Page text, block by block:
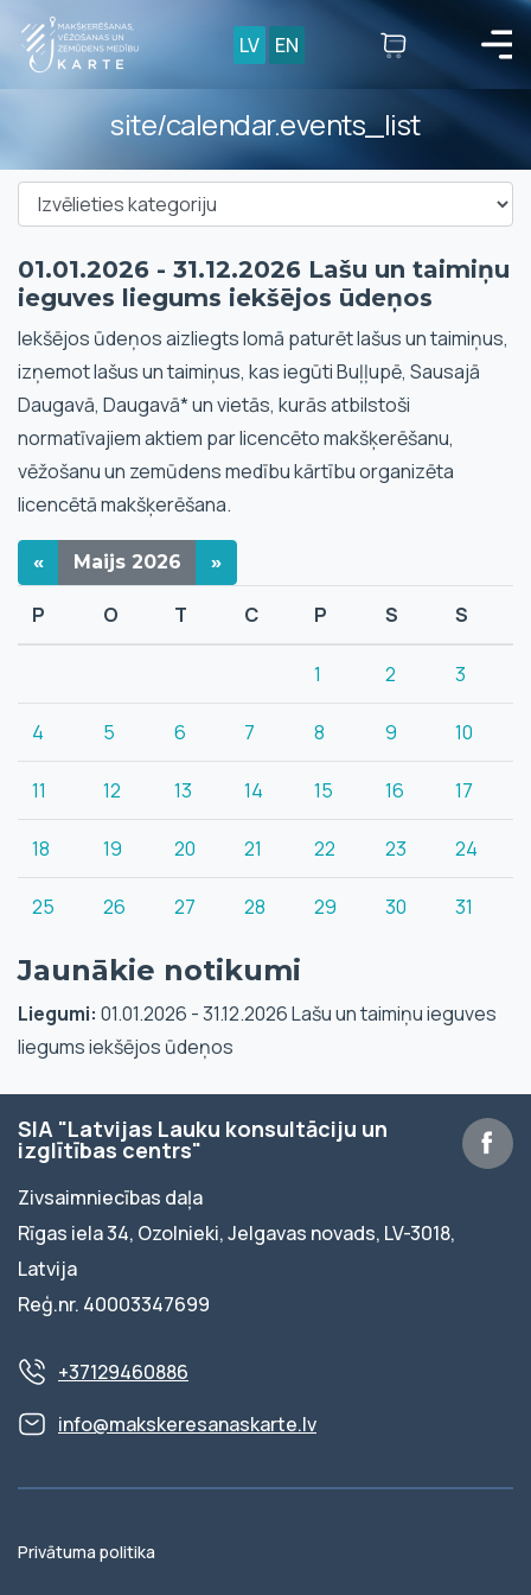
LV EN
site/calendar.events_list
01.01.2026 - 31.12.2026 Lašu un taimiņu
ieguves liegums iekšējos ūdeņos
Iekšējos ūdeņos aizliegts lomā paturēt lašus un taimiņus,
izņemot lašus un taimiņus, kas iegūti Buļļupē, Sausajā
Daugavā, Daugavā* un vietās, kurās atbilstoši
normatīvajiem aktiem par licencēto makšķerēšanu,
vēžošanu un zemūdens medību kārtību organizēta
licencētā makšķerēšana.
« Maijs 2026 »
P O T C P S S
1 2 3
4 5 6 7 8 9 10
11 12 13 14 15 16 17
18 19 20 21 22 23 24
25 26 27 28 29 30 31
Jaunākie notikumi
Liegumi: 01.01.2026 - 31.12.2026 Lašu un taimiņu ieguves
liegums iekšējos ūdeņos
SIA "Latvijas Lauku konsultāciju un
izglītības centrs"
Zivsaimniecības daļa
Rīgas iela 34, Ozolnieki, Jelgavas novads, LV-3018,
Latvija
Reģ.nr. 40003347699
+37129460886
info@makskeresanaskarte.lv
Privātuma politika